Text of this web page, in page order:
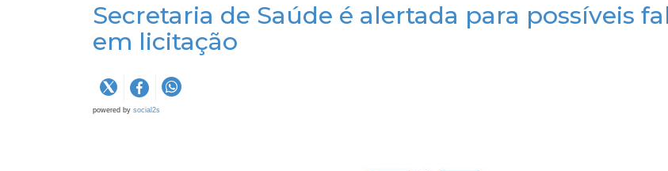
Secretaria de Saúde é alertada para possíveis
em licitação
powered by social2s